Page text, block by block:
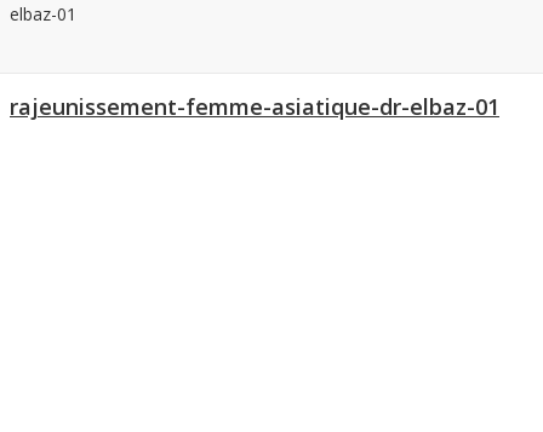
elbaz-01
rajeunissement-femme-asiatique-dr-elbaz-01